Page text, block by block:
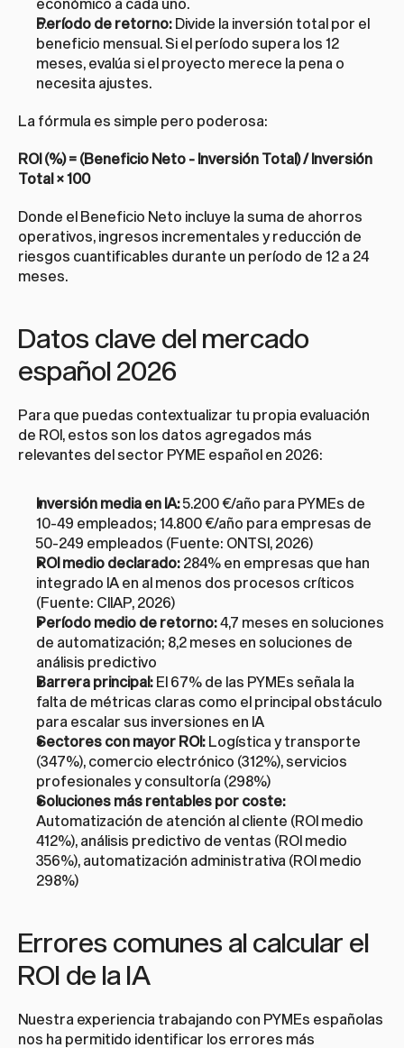
Período de retorno: Divide la inversión total por el
beneficio mensual. Si el período supera los 12
meses, evalúa si el proyecto merece la pena o
necesita ajustes.
La fórmula es simple pero poderosa:
ROI (%) = (Beneficio Neto - Inversión Total) / Inversión
Total × 100
Donde el Beneficio Neto incluye la suma de ahorros
operativos, ingresos incrementales y reducción de
riesgos cuantificables durante un período de 12 a 24
meses.
Datos clave del mercado
español 2026
Para que puedas contextualizar tu propia evaluación
de ROI, estos son los datos agregados más
relevantes del sector PYME español en 2026:
Inversión media en IA: 5.200 €/año para PYMEs de
10-49 empleados; 14.800 €/año para empresas de
50-249 empleados (Fuente: ONTSI, 2026)
ROI medio declarado: 284% en empresas que han
integrado IA en al menos dos procesos críticos
(Fuente: CIIAP, 2026)
Período medio de retorno: 4,7 meses en soluciones
de automatización; 8,2 meses en soluciones de
análisis predictivo
Barrera principal: El 67% de las PYMEs señala la
falta de métricas claras como el principal obstáculo
para escalar sus inversiones en IA
Sectores con mayor ROI: Logística y transporte
(347%), comercio electrónico (312%), servicios
profesionales y consultoría (298%)
Soluciones más rentables por coste:
Automatización de atención al cliente (ROI medio
412%), análisis predictivo de ventas (ROI medio
356%), automatización administrativa (ROI medio
298%)
Errores comunes al calcular el
ROI de la IA
Nuestra experiencia trabajando con PYMEs españolas
nos ha permitido identificar los errores más